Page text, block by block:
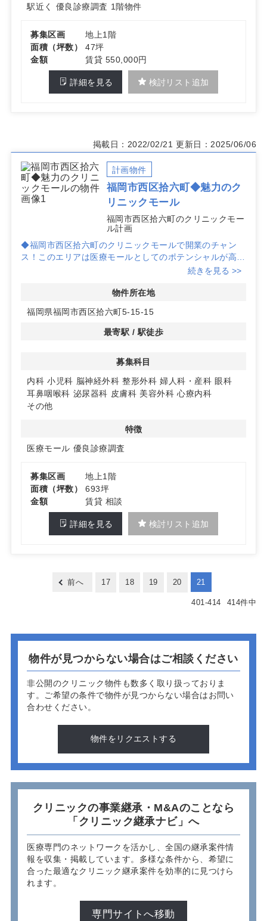
駅近く 優良診療調査 1階物件
募集区画
地上1階
面積（坪数）
47坪
金額
賃貸 550,000円
詳細を見る 検討リスト追加
掲載日：2022/02/21 更新日：2025/06/06
計画物件
福岡市西区拾六町◆魅力のク
リニックモール
福岡市西区拾六町のクリニックモー
ル計画
◆福岡市西区拾六町のクリニックモールで開業のチャン
ス！このエリアは医療モールとしてのポテンシャルが高
◆診療圏調査では内科、泌尿器科、整形外科の需要が高
療科目での開業が可能です。
続きを見る >>
物件所在地
福岡県福岡市西区拾六町5-15-15
最寄駅 / 駅徒歩
募集科目
内科 小児科 脳神経外科 整形外科 婦人科・産科 眼科
耳鼻咽喉科 泌尿器科 皮膚科 美容外科 心療内科
その他
特徴
医療モール 優良診療調査
募集区画
地上1階
面積（坪数）
693坪
金額
賃貸 相談
詳細を見る 検討リスト追加
前へ 17 18 19 20 21
401 -414 414件中
物件が見つからない場合はご相談ください
非公開のクリニック物件も数多く取り扱っておりま
す。 ご希望の条件で物件が見つからない場合はお問い
合わせください。
物件をリクエストする
クリニックの事業継承・M&Aのことなら
「クリニック継承ナビ」へ
医療専門のネットワークを活かし、全国の継承案件情
報を収集・掲載しています。多様な条件から、希望に
合った最適なクリニック継承案件を効率的に見つけら
れます。
専門サイトへ移動